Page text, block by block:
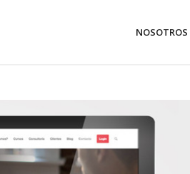
NOSOTROS